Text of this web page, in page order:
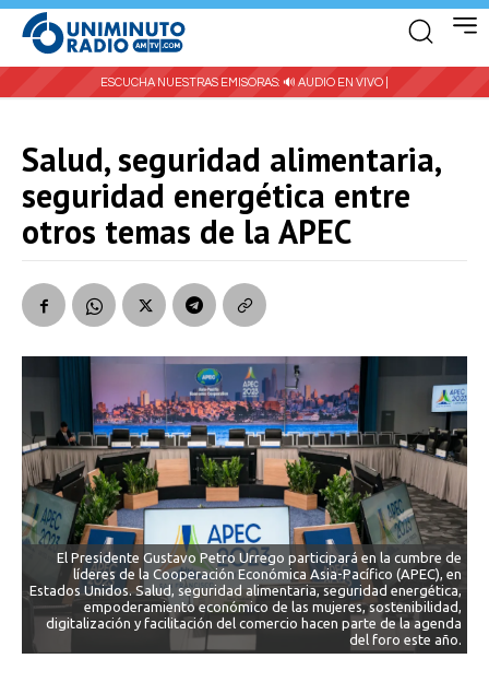
ESCUCHA NUESTRAS EMISORAS: 🔊 AUDIO EN VIVO |
Salud, seguridad alimentaria,
seguridad energética entre
otros temas de la APEC
El Presidente Gustavo Petro Urrego participará en la cumbre de
líderes de la Cooperación Económica Asia-Pacífico (APEC), en
Estados Unidos. Salud, seguridad alimentaria, seguridad energética,
empoderamiento económico de las mujeres, sostenibilidad,
digitalización y facilitación del comercio hacen parte de la agenda
del foro este año.